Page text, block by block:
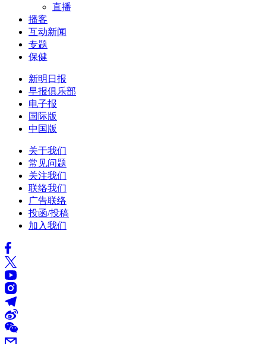
直播
播客
互动新闻
专题
保健
新明日报
早报俱乐部
电子报
国际版
中国版
关于我们
常见问题
关注我们
联络我们
广告联络
投函/投稿
加入我们